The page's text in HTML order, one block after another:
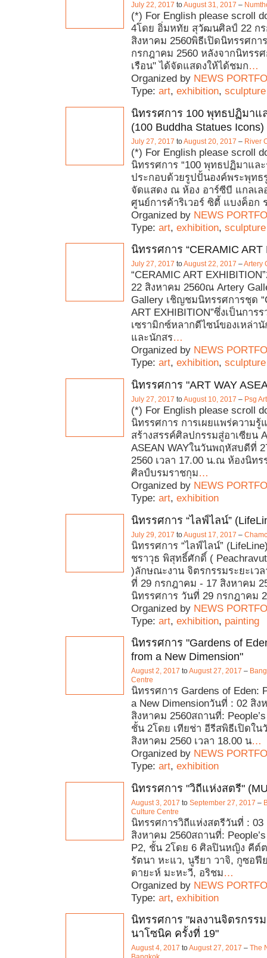
July 22, 2017 toAugust 31, 2017 –
(*) For English please scroll
4โดย อิ่มหทัย สุวัฒนศิลป์ 22 ก
สิงหาคม 2560พิธีเปิดนิทรรศกา
กรกฎาคม 2560 หลังจากนิทรร
เรือน" ได้จัดแสดงให้ได้ชมก…
Organized by NEWS
Type: art, exhibition, sculpture
นิทรรศการ 100 พุทธปฏิมาแ
(100 Buddha Statues Icons)
July 27, 2017 toAugust 20, 2017 – River
(*) For English please scroll
นิทรรศการ “100 พุทธปฏิมาและ
ประกอบด้วยรูปปั้นองค์พระพุทธ
จัดแสดง ณ ห้อง อาร์ซีบี แกลเล
ศูนย์การค้าริเวอร์ ซิตี้ แบงค็อก
Organized by NEWS
Type: art, exhibition, sculpture
นิทรรศการ “CERAMIC ART
July 27, 2017 toAugust 22, 2017 –Artery
“CERAMIC ART
22 สิงหาคม 2560ณ Artery
Gallery เชิญชมนิทรรศการชุด
ART EXHIBITION”ซึ่งเป็นการ
เซรามิกซ์หลากดีไซน์ของเหล่า
และนักสร…
Organized by NEWS
Type: art, exhibition, sculpture
นิทรรศการ "ART WAY
July 27, 2017 toAugust 10, 2017 – Psg
(*) For English please scroll
นิทรรศการ การเผยแพร่ความรู้
สร้างสรรค์ศิลปกรรมสู่อาเซียน
ASEAN WAYในวันพฤหัสบดีที่
2560 เวลา 17.00 น.ณ ห้องนิท
ศิลป์บรมราชกุม…
Organized by NEWS
Type: art, exhibition
นิทรรศการ “ไลฟ์ไลน์”
July 29, 2017 toAugust 17, 2017 –
นิทรรศการ “ไลฟ์ไลน์”
ชราวุธ พิสุทธิ์ศักดิ์ (
)ลักษณะงาน จิตรกรรมระยะเว
ที่ 29 กรกฎาคม - 17 สิงหาคม
นิทรรศการ วันที่ 29 กรกฎาคม
Organized by NEWS
Type: art, exhibition, painting
นิทรรศการ "Gardens of
from a New Dimension"
August 2, 2017 toAugust 27, 2017 –
Centre
นิทรรศการ Gardens of Eden:
a New Dimensionวันที่ : 02 สิง
สิงหาคม 2560สถานที่:
ชั้น 2โดย เทียช่า อีรีสพิธีเปิดใ
สิงหาคม 2560 เวลา 18.00 น…
Organized by NEWS
Type: art, exhibition
นิทรรศการ "วิถีแห่งสตรี"
August 3, 2017 to September 27, 2017 –
Culture Centre
นิทรรศการวิถีแห่งสตรีวันที่ : 03
สิงหาคม 2560สถานที่:
P2, ชั้น 2โดย 6 ศิลปินหญิง คีต์
รัตนา หะแว, นูรียา วาจิ, กูซอฟี
ดายะห์ มะหะวี, อริชม…
Organized by NEWS
Type: art, exhibition
นิทรรศการ "ผลงานจิตรกรร
นาโซนิค ครั้งที่ 19"
August 4, 2017 toAugust 27, 2017 – The